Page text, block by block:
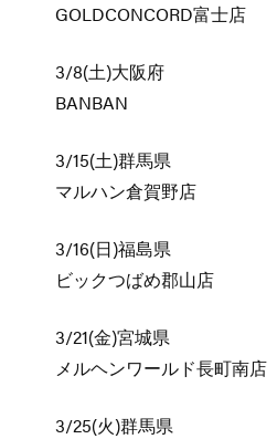
GOLDCONCORD富士店
3/8(土)大阪府
BANBAN
3/15(土)群馬県
マルハン倉賀野店
3/16(日)福島県
ビックつばめ郡山店
3/21(金)宮城県
メルヘンワールド長町南店
3/25(火)群馬県